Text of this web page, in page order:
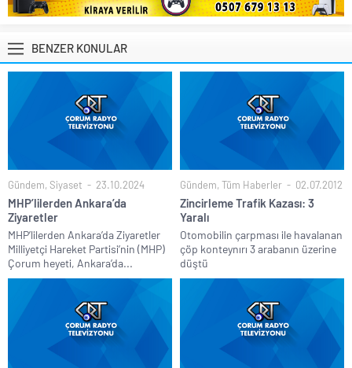
BENZER KONULAR
Gündem, Siyaset 23.10.2024
MHP’lilerden Ankara’da
Ziyaretler
MHP’lilerden Ankara’da Ziyaretler
Milliyetçi Hareket Partisi’nin (MHP)
Çorum heyeti, Ankara’da...
Gündem, Tüm Haberler 02.07.2012
Zincirleme Trafik Kazası: 3
Yaralı
Otomobilin çarpması ile havalanan
çöp konteynırı 3 arabanın üzerine
düştü